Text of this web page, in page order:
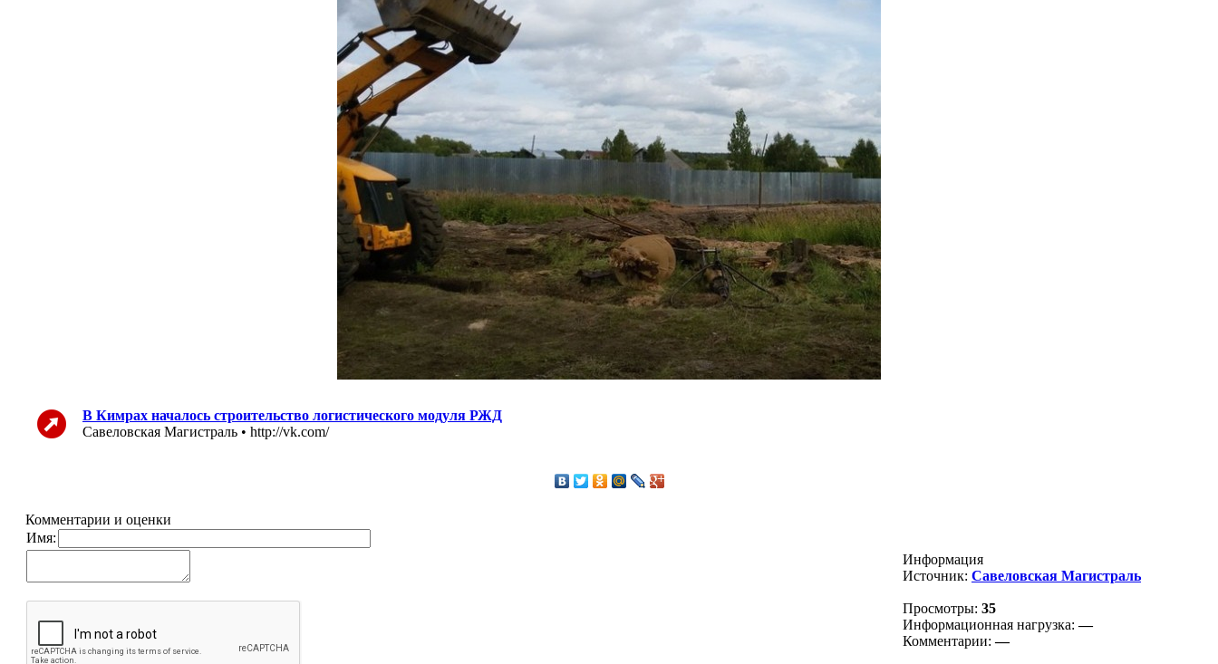
В Кимрах началось строительство логистического модуля РЖД
Савеловская Магистраль • http://vk.com/
Комментарии и оценки
Имя:
Информация
Источник: Савеловская Магистраль
Просмотры: 35
Информационная нагрузка:—
Комментарии:—